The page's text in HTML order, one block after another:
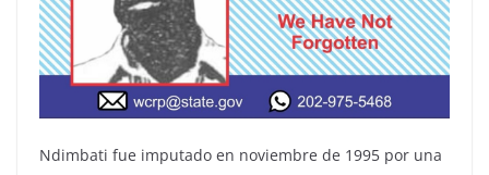
Ndimbati fue imputado en noviembre de 1995 por una